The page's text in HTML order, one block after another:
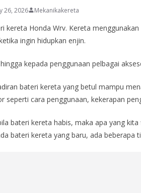
26, 2026 Mekanikakereta
kereta Honda Wrv. Kereta
ingin hidupkan enjin.
kepada penggunaan pelbagai
bateri kereta yang betul mampu
seperti cara penggunaan, kekerapan
bateri kereta habis, maka apa yang
bateri kereta yang baru, ada beberapa